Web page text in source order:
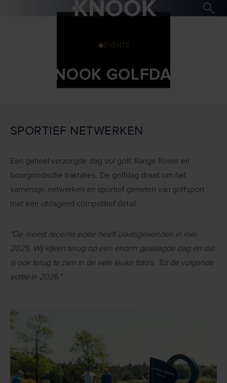
EVENTS
KNOOK GOLFDAG
SPORTIEF NETWERKEN
Een geheel verzorgde dag vol golf, Range Rover en
bourgondische traktaties. De golfdag draait om het
samenzijn, netwerken en sportief genieten van golfsport
met een uitdagend competitief detail.
"De meest recente editie heeft plaatsgevonden in mei
2025. Wij kijken terug op een enorm geslaagde dag en dat
is ook terug te zien in de vele leuke foto's. Tot de volgende
editie in 2026."